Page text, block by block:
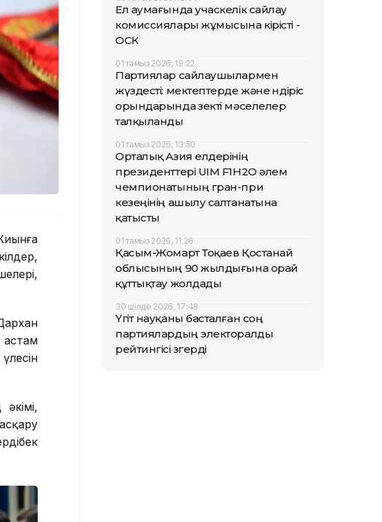
астам
Ел аумағында учаскелік сайлау
комиссиялары жұмысына кірісті -
ОСК
01 тамыз 2026, 19:22
Партиялар сайлаушылармен
жүздесті: мектептерде және өндіріс
орындарында өзекті мәселелер
талқыланды
01 тамыз 2026, 13:50
Орталық Азия елдерінің
президенттері UIM F1H2O әлем
чемпионатының гран-при
кезеңінің ашылу салтанатына
қатысты
01 тамыз 2026, 11:26
Қасым-Жомарт Тоқаев Қостанай
облысының 90 жылдығына орай
құттықтау жолдады
30 шілде 2026, 17:48
Үгіт науқаны басталған соң
партиялардың электоралды
рейтингісі өзгерді